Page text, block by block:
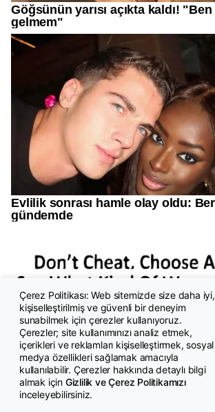
Çerez Politikası: Web sitemizde size daha iyi,
kişiselleştirilmiş ve güvenli bir deneyim
sunabilmek için çerezler kullanıyoruz.
Çerezler; site kullanımınızı analiz etmek,
içerikleri ve reklamları kişiselleştirmek, sosyal
medya özellikleri sağlamak amacıyla
kullanılabilir. Çerezler hakkında detaylı bilgi
almak için Gizlilik ve Çerez Politikamızı
inceleyebilirsiniz.